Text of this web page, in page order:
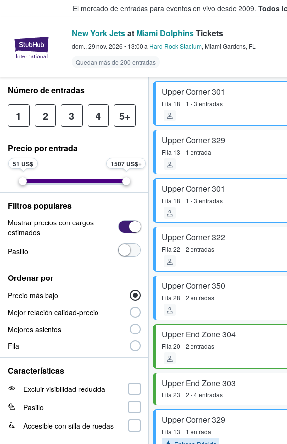
El mercado de entradas para eventos en vivo desde 2009. Todos
StubHub: compra y venta de entradas entre
New York Jetsat Miami DolphinsTickets
dom., 29 nov. 2026 • 13:00 a Hard Rock Stadium, Miami Gardens, FL
Quedan más de 200 entradas
Upper Corner 301
Fila 18 1 - 3 entradas
Upper Corner 329
Fila 13 1 entrada
Upper Corner 301
Fila 18 1 - 3 entradas
Upper Corner 322
Fila 22 2 entradas
Upper Corner 350
Fila 28 2 entradas
Upper End Zone 304
Fila 20 2 entradas
Upper End Zone 303
Fila 23 2 - 4 entradas
Upper Corner 329
Fila 13
1 entrada
Número de entradas
1 2 3 4 5+
Precio por entrada
51 US$ 1507 US$
Filtros populares
Mostrar precios con cargos
estimados
Pasillo
Ordenar por
Precio más bajo
Mejor relación calidad-precio
Mejores asientos
Fila
Características
Excluir visibilidad reducida
Pasillo
Accesible con silla de ruedas